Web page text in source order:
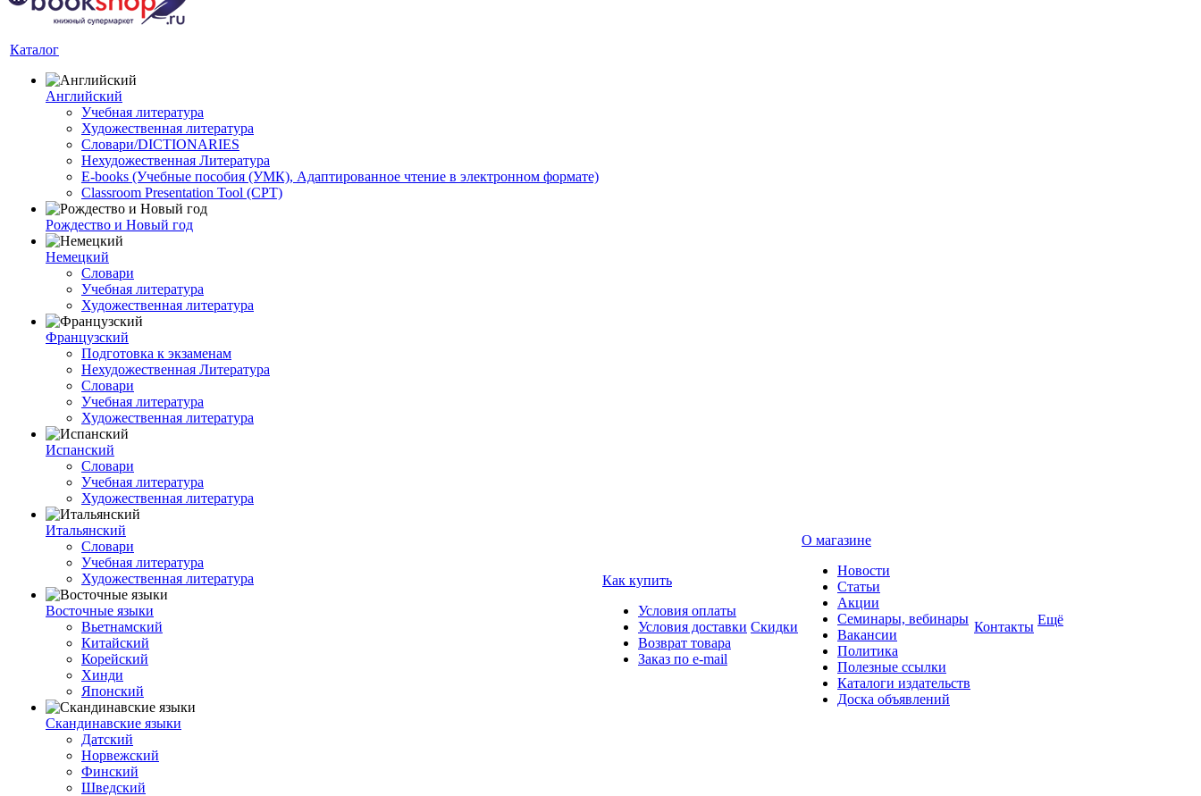
Каталог
Английский
Учебная литература
Художественная литература
Словари/DICTIONARIES
Нехудожественная Литература
E-books (Учебные пособия (УМК), Адаптированное чтение в электронном формате)
Classroom Presentation Tool (CPT)
Рождество и Новый год
Немецкий
Словари
Учебная литература
Художественная литература
Французский
Подготовка к экзаменам
Нехудожественная Литература
Словари
Учебная литература
Художественная литература
Испанский
Словари
Учебная литература
Художественная литература
Итальянский
Словари
Учебная литература
Художественная литература
Восточные языки
Вьетнамский
Китайский
Корейский
Хинди
Японский
Скандинавские языки
Датский
Норвежский
Финский
Шведский
Как купить
Условия оплаты
Условия доставки
Возврат товара
Заказ по e-mail
Скидки
О магазине
Новости
Статьи
Акции
Семинары, вебинары
Вакансии
Политика
Полезные ссылки
Каталоги издательств
Доска объявлений
Контакты Ещё